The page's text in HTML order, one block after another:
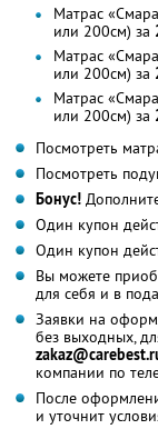
Матрас
или 200см) за
Матрас
или 200см) за
Матрас
или 200см) за
Посмотреть
Посмотреть
Бонус!
Один купон
Один купон
Вы можете
для себя и в
Заявки на
без выходных,
компании по
После
и уточнит